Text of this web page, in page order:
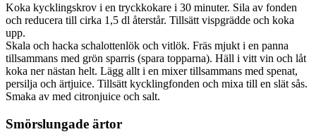
Koka kycklingskrov i en tryckkokare i 30 minuter. Sila av fonden
och reducera till cirka 1,5 dl återstår. Tillsätt vispgrädde och koka
upp.
Skala och hacka schalottenlök och vitlök. Fräs mjukt i en panna
tillsammans med grön sparris (spara topparna). Häll i vitt vin och låt
koka ner nästan helt. Lägg allt i en mixer tillsammans med spenat,
persilja och ärtjuice. Tillsätt kycklingfonden och mixa till en slät sås.
Smaka av med citronjuice och salt.
Smörslungade ärtor